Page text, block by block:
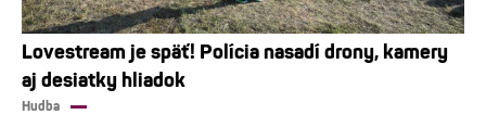
Lovestream je späť! Polícia nasadí drony, kamery
aj desiatky hliadok
Hudba